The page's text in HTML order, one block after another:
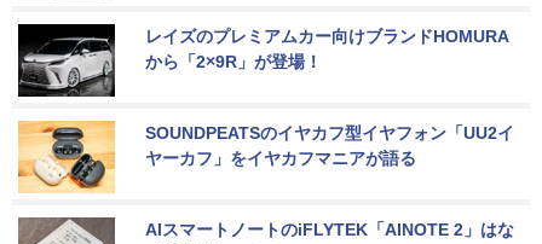
レイズのプレミアムカー向けブランドHOMURA
から「2×9R」が登場！
SOUNDPEATSのイヤカフ型イヤフォン「UU2イ
ヤーカフ」をイヤカフマニアが語る
AIスマートノートのiFLYTEK「AINOTE 2」はな